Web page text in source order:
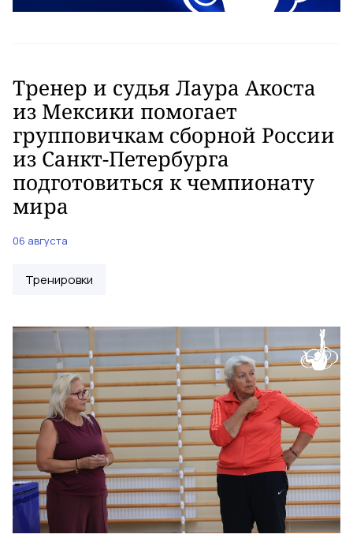
Тренер и судья Лаура Акоста
из Мексики помогает
групповичкам сборной России
из Санкт-Петербурга
подготовиться к чемпионату
мира
06 августа
Тренировки